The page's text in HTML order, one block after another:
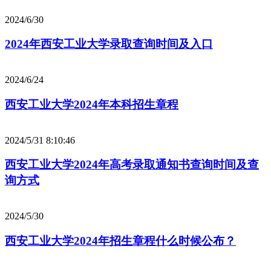
2024/6/30
2024年西安工业大学录取查询时间及入口
2024/6/24
西安工业大学2024年本科招生章程
2024/5/31 8:10:46
西安工业大学2024年高考录取通知书查询时间及查
询方式
2024/5/30
西安工业大学2024年招生章程什么时候公布？